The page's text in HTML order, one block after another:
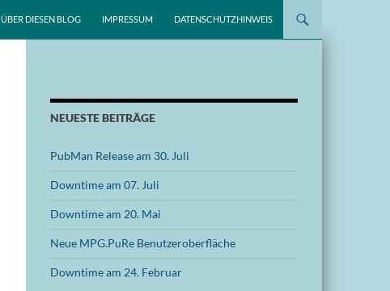
ÜBER DIESEN BLOG IMPRESSUM DATENSCHUTZHINWEIS
NEUESTE BEITRÄGE
PubMan Release am 30. Juli
Downtime am 07. Juli
Downtime am 20. Mai
Neue MPG.PuRe Benutzeroberfläche
Downtime am 24. Februar